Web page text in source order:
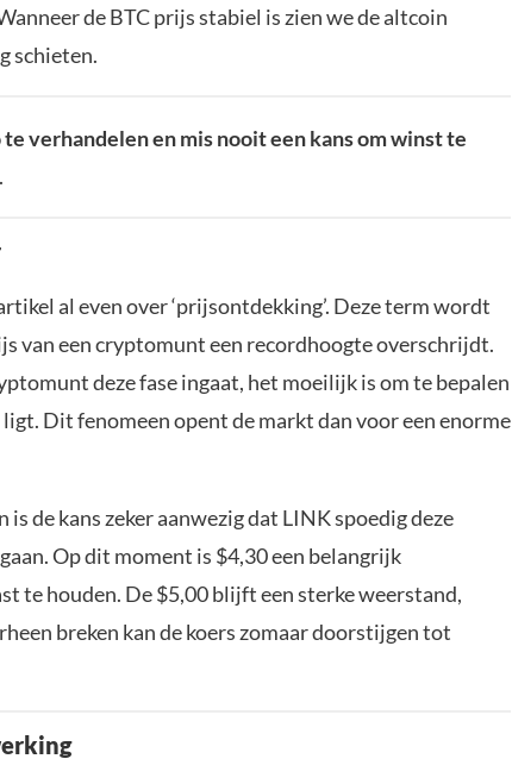
de BTC prijs stabiel is zien we de altcoin
schieten.
verhandelen en mis nooit een kans om winst te
.
al even over ‘prijsontdekking’. Deze term wordt
van een cryptomunt een recordhoogte overschrijdt.
deze fase ingaat, het moeilijk is om te bepalen
Dit fenomeen opent de markt dan voor een enorme
is de kans zeker aanwezig dat LINK spoedig deze
Op dit moment is $4,30 een belangrijk
te houden. De $5,00 blijft een sterke weerstand,
breken kan de koers zomaar doorstijgen tot